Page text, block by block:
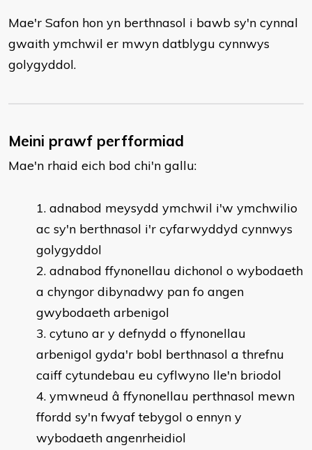
Mae'r Safon hon yn berthnasol i bawb sy'n cynnal
gwaith ymchwil er mwyn datblygu cynnwys
golygyddol.
Meini prawf perfformiad
Mae'n rhaid eich bod chi'n gallu:
adnabod meysydd ymchwil i'w ymchwilio
ac sy'n berthnasol i'r cyfarwyddyd cynnwys
golygyddol
adnabod ffynonellau dichonol o wybodaeth
a chyngor dibynadwy pan fo angen
gwybodaeth arbenigol
cytuno ar y defnydd o ffynonellau
arbenigol gyda'r bobl berthnasol a threfnu
caiff cytundebau eu cyflwyno lle'n briodol
ymwneud â ffynonellau perthnasol mewn
ffordd sy'n fwyaf tebygol o ennyn y
wybodaeth angenrheidiol